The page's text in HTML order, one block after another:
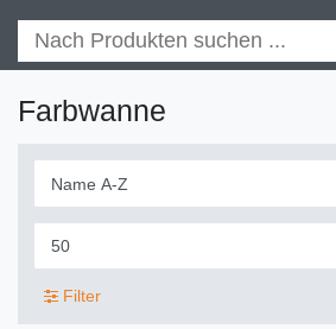
Farbwanne
Filter